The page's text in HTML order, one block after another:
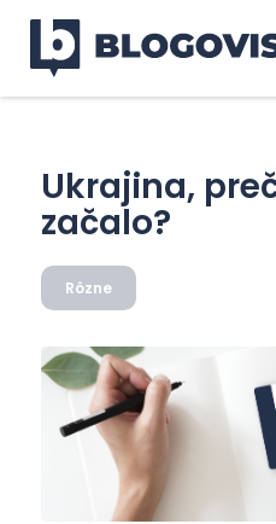
Ukrajina,
začalo?
Rôzne